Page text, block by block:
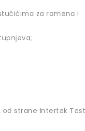
za ramena i
od strane Intertek